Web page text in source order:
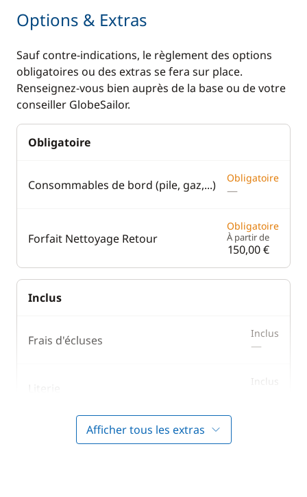
Options & Extras
Sauf contre-indications, le règlement des options
obligatoires ou des extras se fera sur place.
Renseignez-vous bien auprès de la base ou de votre
conseiller GlobeSailor.
Obligatoire
Consommables de bord (pile, gaz,...) Obligatoire
—
Forfait Nettoyage Retour
Obligatoire
À partir de
150,00 €
Inclus
Frais d'écluses Inclus
—
Literie Inclus
Prise en main du bateau
Afficher tous les extras